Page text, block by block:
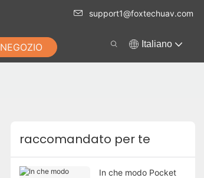
support1@foxtechuav.com
NEGOZIO Italiano
raccomandato per te
In che modo Pocket